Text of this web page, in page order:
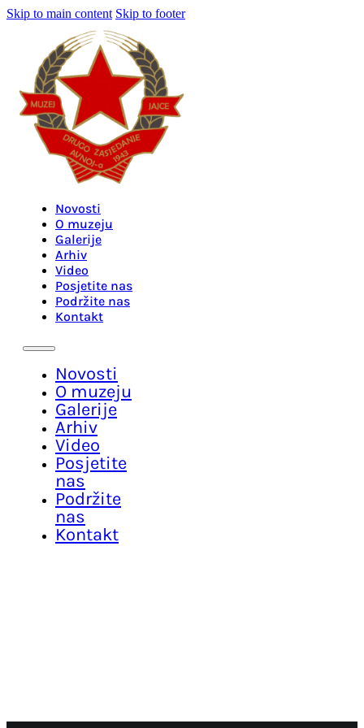
Skip to main content Skip to footer
Novosti
O muzeju
Galerije
Arhiv
Video
Posjetite nas
Podržite nas
Kontakt
Novosti
O muzeju
Galerije
Arhiv
Video
Posjetite
nas
Podržite
nas
Kontakt